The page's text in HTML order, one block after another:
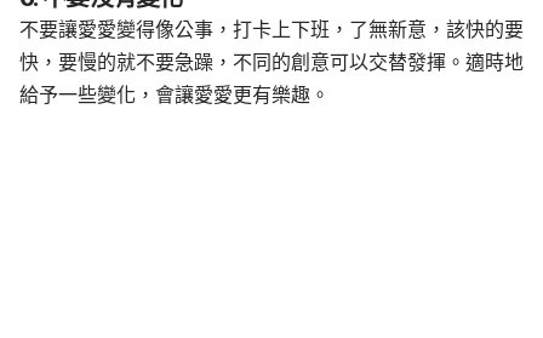
不要讓愛愛變得像公事，打卡上下班，了無新意，該快的要
快，要慢的就不要急躁，不同的創意可以交替發揮。適時地
給予一些變化，會讓愛愛更有樂趣。